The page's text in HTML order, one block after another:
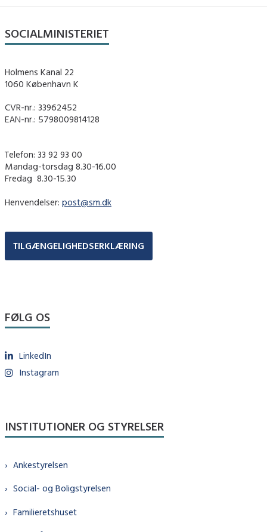
SOCIALMINISTERIET
Holmens Kanal 22
1060 København K
CVR-nr.: 33962452
EAN-nr.: 5798009814128
Telefon: 33 92 93 00
Mandag-torsdag 8.30-16.00
Fredag ​ 8.30-15.30
Henvendelser: post@sm.dk
TILGÆNGELIGHEDSERKLÆRING
FØLG OS
LinkedIn
Instagram
INSTITUTIONER OG STYRELSER
Ankestyrelsen
Social- og Boligstyrelsen
Familieretshuset